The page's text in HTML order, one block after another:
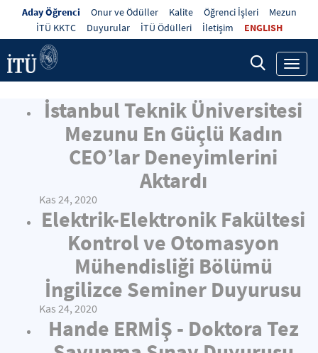
Aday Öğrenci Onur ve Ödüller Kalite Öğrenci İşleri
Mezun
İTÜ KKTC
Duyurular İTÜ Ödülleri İletişim ENGLISH
İstanbul Teknik Üniversitesi
Mezunu En Güçlü Kadın
CEO’lar Deneyimlerini
Aktardı
Kas 24, 2020
Elektrik-Elektronik Fakültesi
Kontrol ve Otomasyon
Mühendisliği Bölümü
İngilizce Seminer Duyurusu
Kas 24, 2020
Hande ERMİŞ - Doktora Tez